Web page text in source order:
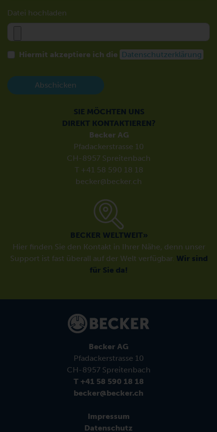
Datei hochladen
Hiermit akzeptiere ich die Datenschutzerklärung
Abschicken
SIE MÖCHTEN UNS
DIREKT KONTAKTIEREN?
Becker AG
Pfadackerstrasse 10
CH-8957 Spreitenbach
T +41 58 590 18 18
becker@becker.ch
BECKER WELTWEIT»
Hier finden Sie den Kontakt in Ihrer Nähe, denn unser
Support ist fast überall auf der Welt verfügbar. Wir sind
für Sie da!
Becker AG
Pfadackerstrasse 10
CH-8957 Spreitenbach
T +41 58 590 18 18
becker@becker.ch
Impressum
Datenschutz